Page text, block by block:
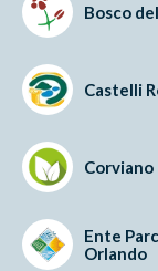
Bosco
Castelli
Corviano
Ente
Orlando